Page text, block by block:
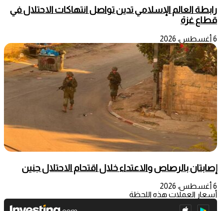
رابطة العالم الإسلامي تدين تواصل انتهاكات الاحتلال في
قطاع غزة
6 أغسطس، 2026
إصابتان بالرصاص والاعتداء خلال اقتحام الاحتلال جنين
6 أغسطس، 2026
أسعار العملات هذه اللحظة